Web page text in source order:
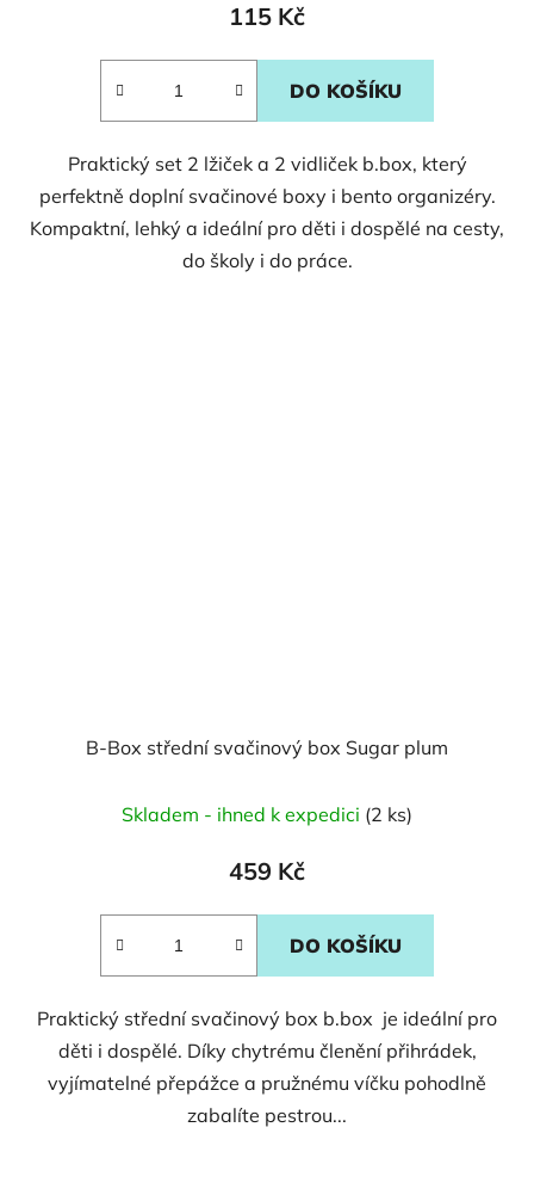
115 Kč
DO KOŠÍKU
Praktický set 2 lžiček a 2 vidliček b.box, který
perfektně doplní svačinové boxy i bento organizéry.
Kompaktní, lehký a ideální pro děti i dospělé na cesty,
do školy i do práce.
B-Box střední svačinový box Sugar plum
Skladem - ihned k expedici (2 ks)
459 Kč
DO KOŠÍKU
Praktický střední svačinový box b.box je ideální pro
děti i dospělé. Díky chytrému členění přihrádek,
vyjímatelné přepážce a pružnému víčku pohodlně
zabalíte pestrou...